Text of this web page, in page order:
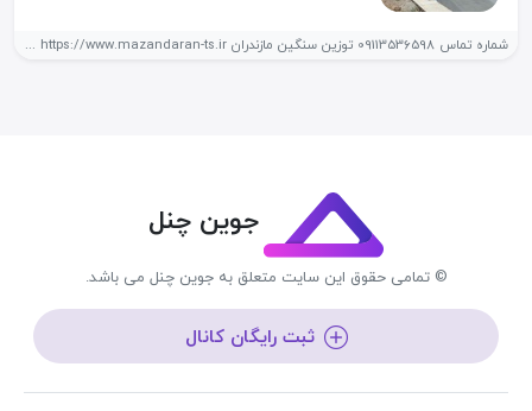
شماره تماس 09113536598 توزین سنگین مازندران https://www.mazandaran-ts.ir فروش و خدمات پس از...
جوین چنل
© تمامی حقوق این سایت متعلق به جوین چنل می باشد.
ثبت رایگان کانال